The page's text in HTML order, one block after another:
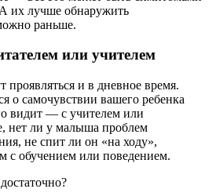
их лучше обнаружить
раньше.
или учителем
и в дневное время.
о самочувствии вашего ребенка
видит — с учителем или
нет ли у малыша проблем
не спит ли он «на ходу»,
с обучением или поведением.